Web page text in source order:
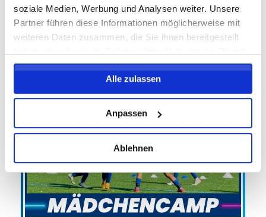
soziale Medien, Werbung und Analysen weiter. Unsere
Partner führen diese Informationen möglicherweise mit
weiteren Daten zusammen, die Sie ihnen bereitgestellt
gesammelt haben.
Alle zulassen
Anpassen
Ablehnen
FREIE PLÄTZE VORHANDEN
Anmeldeschluss 10. August 2026, 09:30 Uhr
Anmelden 259,00 EUR
246,05 EUR